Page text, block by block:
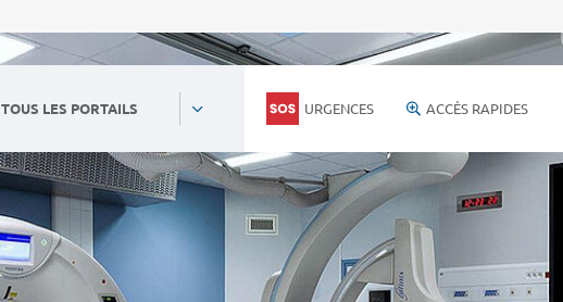
TOUS LES PORTAILS URGENCES ACCÈS RAPIDES